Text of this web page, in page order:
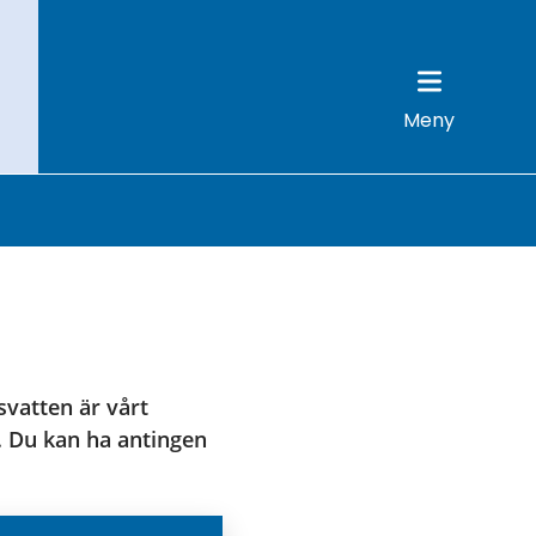
Meny
är vårt
kan ha antingen